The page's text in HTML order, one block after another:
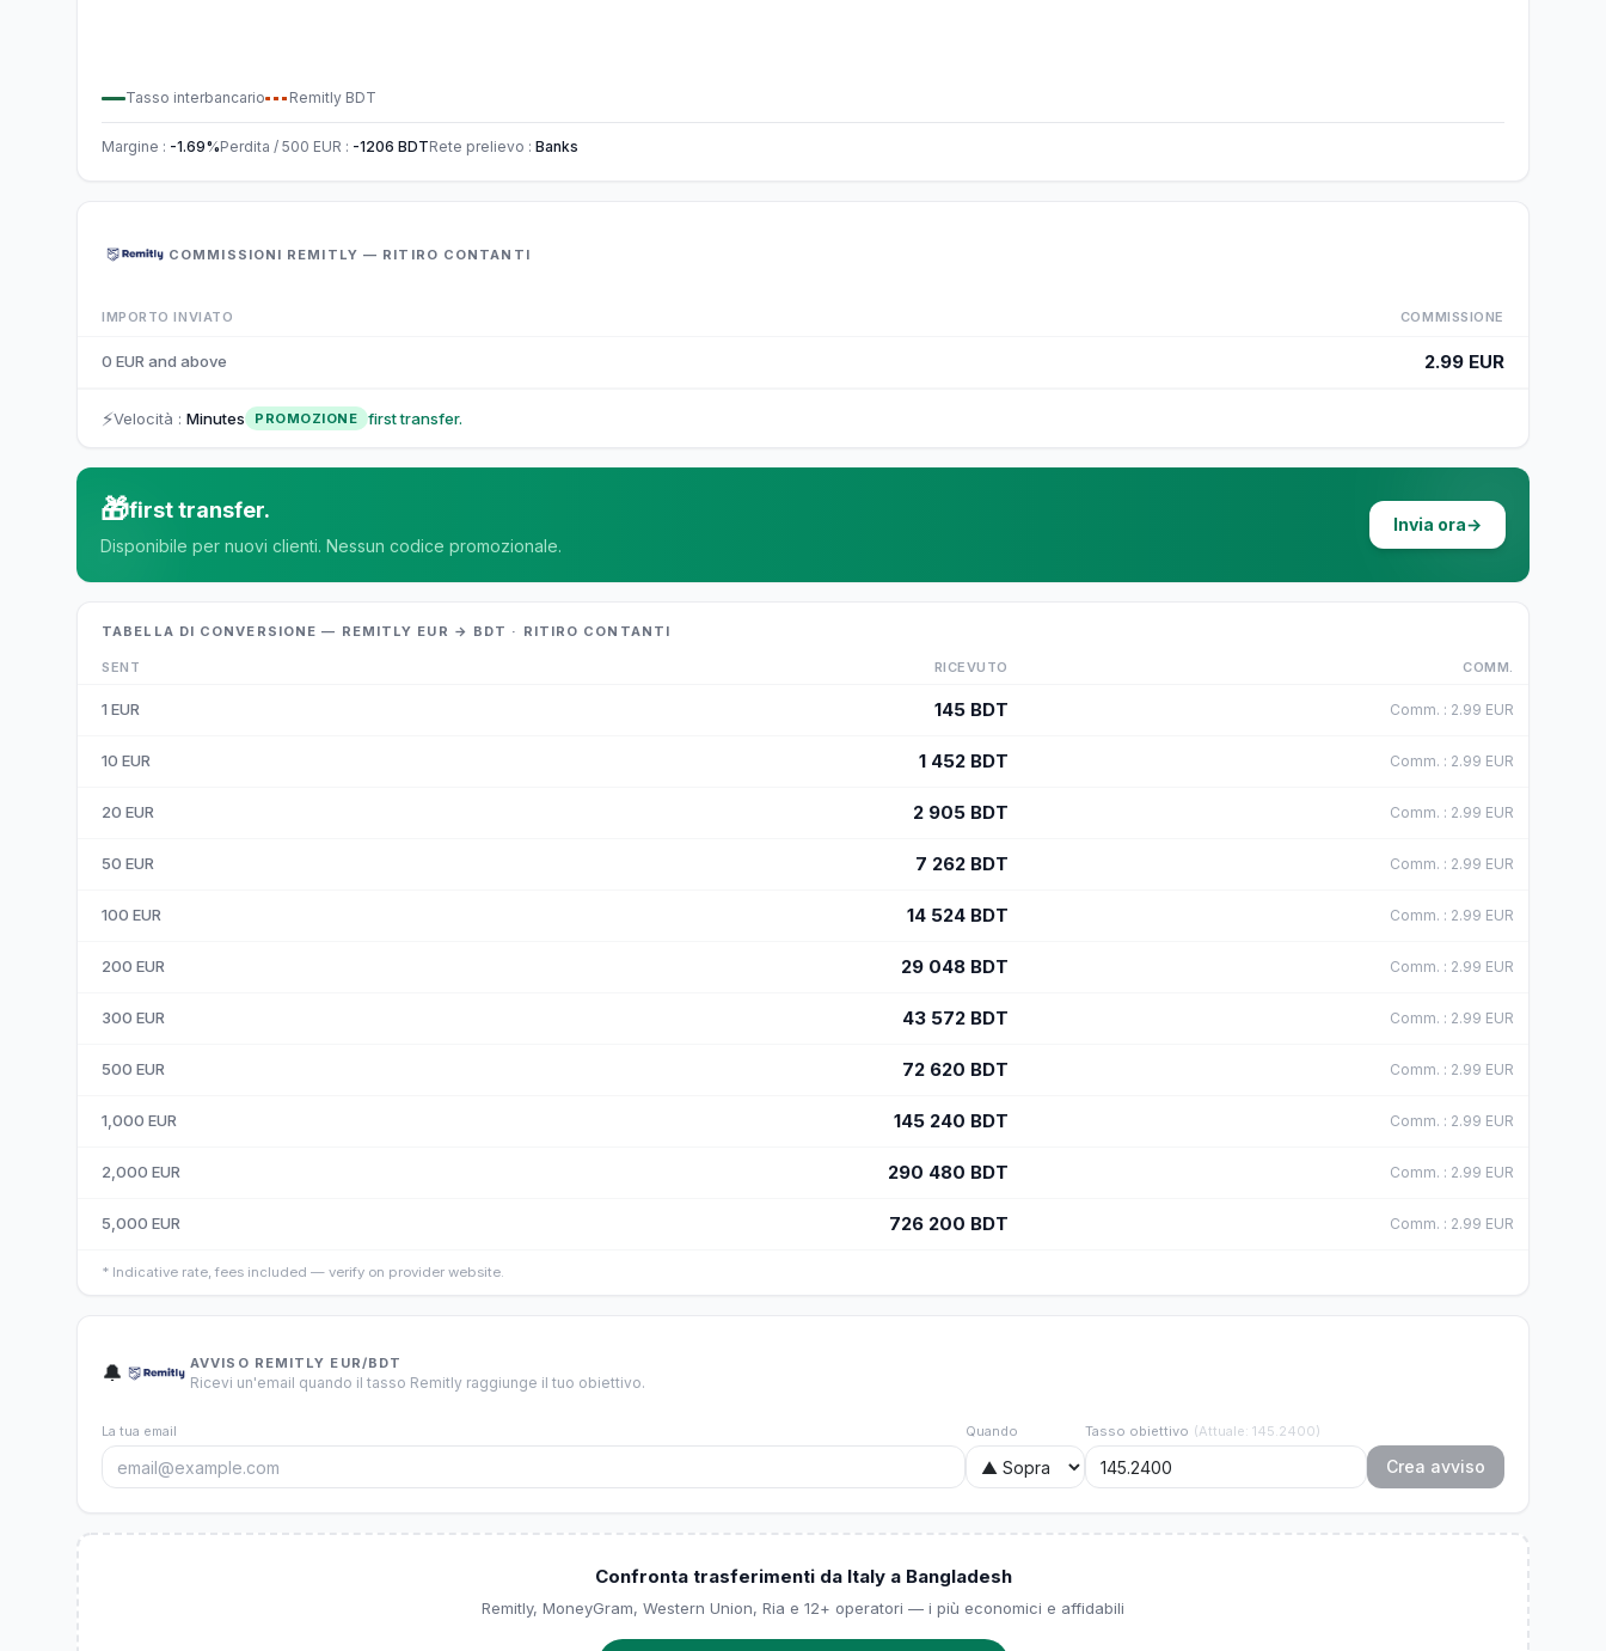
Tasso interbancario Remitly BDT
Margine : -1.69%Perdita / 500 EUR : -1206 BDTRete prelievo : Banks
COMMISSIONI REMITLY — RITIRO CONTANTI
IMPORTO INVIATO COMMISSIONE
0 EUR and above 2.99 EUR
⚡Velocità : Minutes PROMOZIONE first transfer.
🎁first transfer.
Disponibile per nuovi clienti. Nessun codice promozionale.
Invia ora→
TABELLA DI CONVERSIONE — REMITLY EUR → BDT · RITIRO CONTANTI
SENT RICEVUTO COMM.
1 EUR 145 BDT Comm. : 2.99 EUR
10 EUR 1 452 BDT Comm. : 2.99 EUR
20 EUR 2 905 BDT Comm. : 2.99 EUR
50 EUR 7 262 BDT Comm. : 2.99 EUR
100 EUR 14 524 BDT Comm. : 2.99 EUR
200 EUR 29 048 BDT Comm. : 2.99 EUR
300 EUR 43 572 BDT Comm. : 2.99 EUR
500 EUR 72 620 BDT Comm. : 2.99 EUR
1,000 EUR 145 240 BDT Comm. : 2.99 EUR
2,000 EUR 290 480 BDT Comm. : 2.99 EUR
5,000 EUR 726 200 BDT Comm. : 2.99 EUR
* Indicative rate, fees included — verify on provider website.
🔔 AVVISO REMITLY EUR/BDT
Ricevi un'email quando il tasso Remitly raggiunge il tuo obiettivo.
La tua email Quando Tasso obiettivo (Attuale: 145.2400)
Crea avviso
Confronta trasferimenti da Italy a Bangladesh
Remitly, MoneyGram, Western Union, Ria e 12+ operatori — i più economici e affidabili